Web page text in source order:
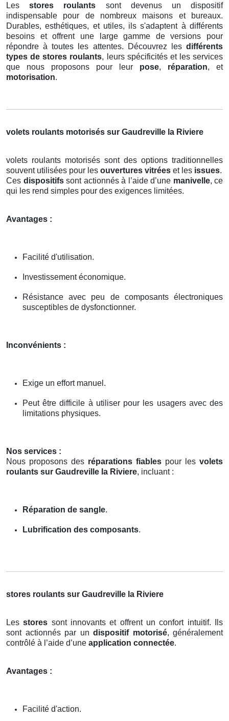
Lesstores roulants sont devenus un dispositif
indispensable pour de nombreux maisons et bureaux.
Durables, esthétiques, et utiles, ils s'adaptent à différents
besoins et offrent une large gamme de versions pour
répondre à toutes les attentes. Découvrez les différents
types de stores roulants, leurs spécificités et les services
que nous proposons pour leur pose, réparation, et
motorisation.
volets roulants motorisés sur Gaudreville la Riviere
volets roulants motorisés sont des options traditionnelles
souvent utilisées pour les ouvertures vitrées et les issues.
Ces dispositifssont actionnés à l’aide d’une manivelle, ce
qui les rend simples pour des exigences limitées.
Avantages :
Facilité d'utilisation.
Investissement économique.
Résistance avec peu de composants électroniques
susceptibles de dysfonctionner.
Inconvénients :
Exige un effort manuel.
Peut être difficile à utiliser pour les usagers avec des
limitations physiques.
Nos services :
Nous proposons des réparations fiables pour les volets
roulants sur Gaudreville la Riviere, incluant :
Réparation de sangle.
Lubrification des composants.
stores roulants sur Gaudreville la Riviere
Lesstores sont innovants et offrent un confort intuitif. Ils
sont actionnés par un dispositif motorisé, généralement
contrôlé à l’aide d’une application connectée.
Avantages :
Facilité d'action.